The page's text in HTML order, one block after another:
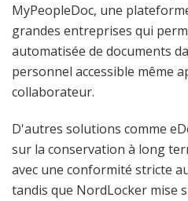
MyPeopleDoc, une
grandes entreprises qui
automatisée de documents
personnel accessible même
collaborateur.
D'autres solutions comme
sur la conservation à long
avec une conformité stricte
tandis que NordLocker mise